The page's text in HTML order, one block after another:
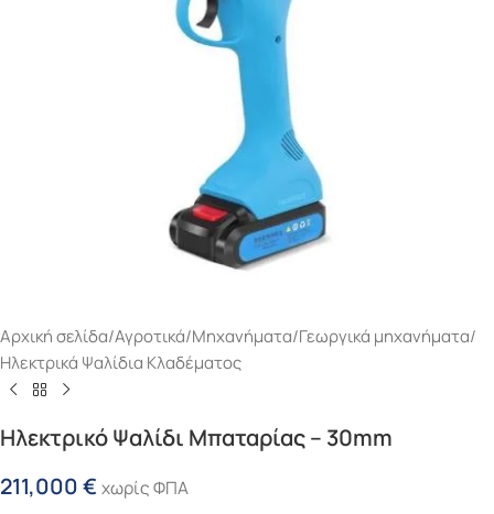
Αρχική σελίδα/Αγροτικά/Μηχανήματα/Γεωργικά μηχανήματα/
Ηλεκτρικά Ψαλίδια Κλαδέματος
Ηλεκτρικό Ψαλίδι Μπαταρίας – 30mm
211,000€ χωρίς ΦΠΑ